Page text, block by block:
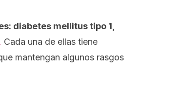
diabetes mellitustipo 1,
. Cada una de ellas tiene
mantengan algunos rasgos